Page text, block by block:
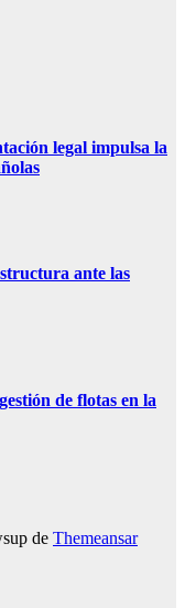
legal impulsa la
ante las
de flotas en la
de Themeansar